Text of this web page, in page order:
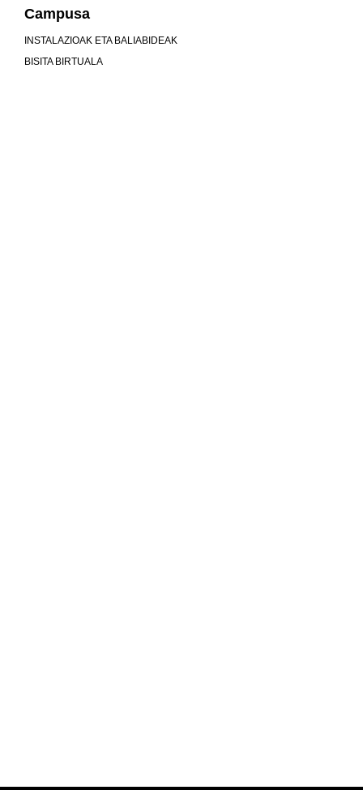
Campusa
INSTALAZIOAK ETA BALIABIDEAK
BISITA BIRTUALA